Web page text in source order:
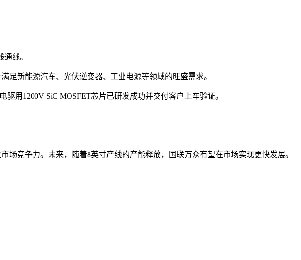
线。
足新能源汽车、光伏逆变器、工业电源等领域的旺盛需求。
用1200V SiC MOSFET芯片已研发成功并交付客户上车验证。
竞争力。未来，随着8英寸产线的产能释放，国联万众有望在市场实现更快发展。